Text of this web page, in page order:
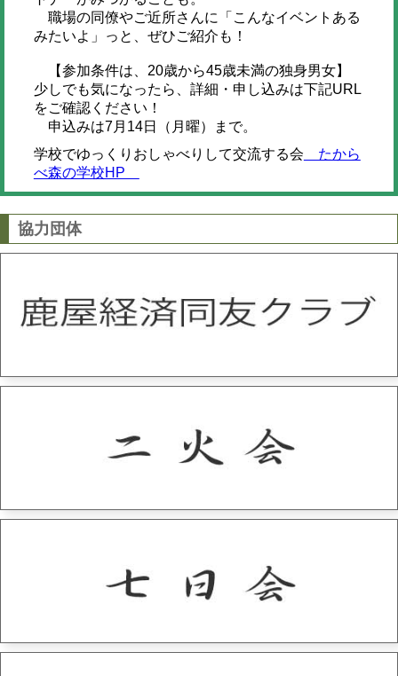
職場の同僚やご近所さんに「こんなイベントある
みたいよ」っと、ぜひご紹介も！
【参加条件は、20歳から45歳未満の独身男女】
少しでも気になったら、詳細・申し込みは下記URL
をご確認ください！
申込みは7月14日（月曜）まで。
学校でゆっくりおしゃべりして交流する会 たから
べ森の学校HP
協力団体